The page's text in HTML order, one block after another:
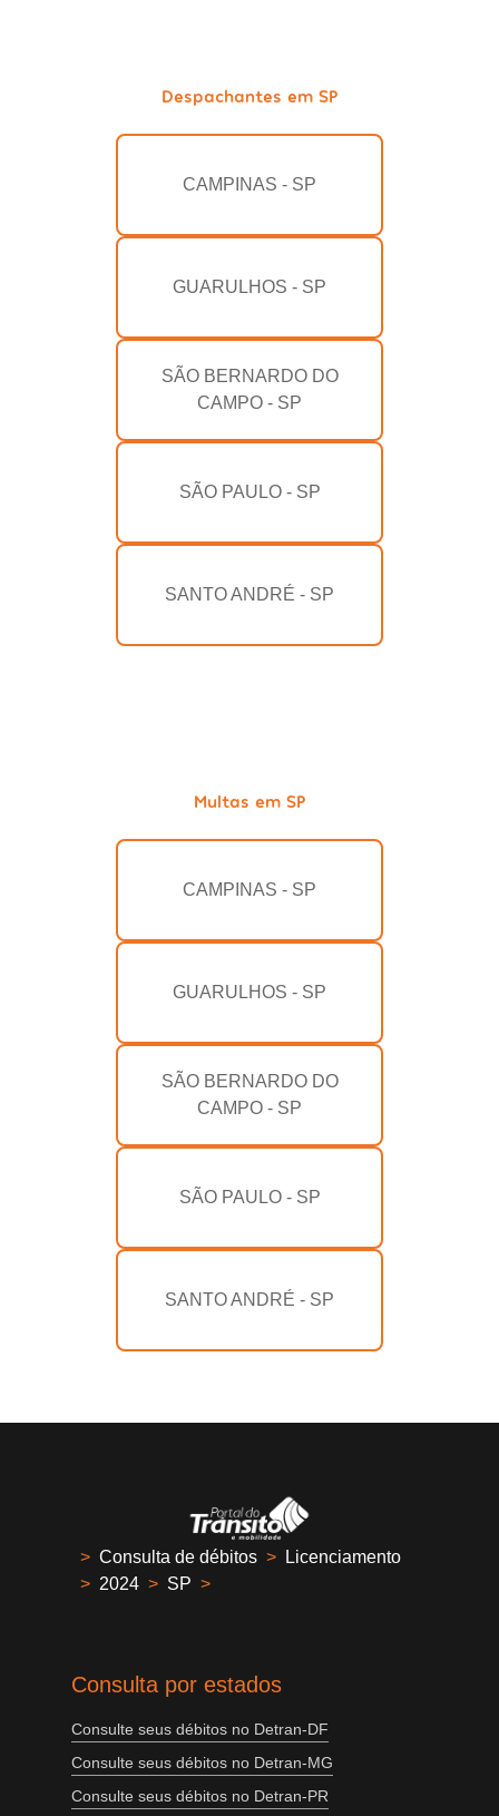
Despachantes em SP
CAMPINAS - SP
GUARULHOS - SP
SÃO BERNARDO DO
CAMPO - SP
SÃO PAULO - SP
SANTO ANDRÉ - SP
Multas em SP
CAMPINAS - SP
GUARULHOS - SP
SÃO BERNARDO DO
CAMPO - SP
SÃO PAULO - SP
SANTO ANDRÉ - SP
> Consulta de débitos >
Licenciamento
> 2024 > SP >
Consulta por estados
Consulte seus débitos no Detran-DF
Consulte seus débitos no Detran-MG
Consulte seus débitos no Detran-PR